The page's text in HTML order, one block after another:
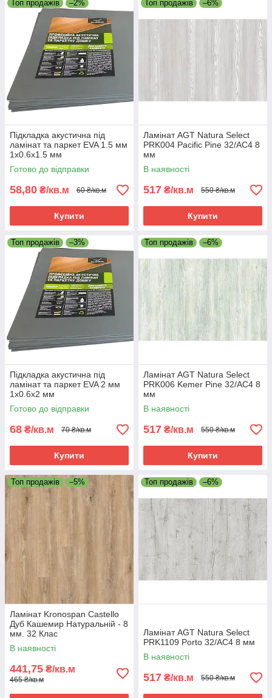
Топ продажів –2%
Підкладка акустична під
ламінат та паркет EVA 1.5 мм
1х0.6х1.5 мм
Готово до відправки
58,80 ₴/кв.м 60 ₴/кв.м
Купити
Топ продажів –6%
Ламінат AGT Natura Select
PRK004 Pacific Pine 32/АС4 8
мм
В наявності
517 ₴/кв.м 550 ₴/кв.м
Купити
Топ продажів –3%
Підкладка акустична під
ламінат та паркет EVA 2 мм
1х0.6х2 мм
Готово до відправки
68 ₴/кв.м 70 ₴/кв.м
Купити
Топ продажів –6%
Ламінат AGT Natura Select
PRK006 Kemer Pine 32/АС4 8
мм
В наявності
517 ₴/кв.м 550 ₴/кв.м
Купити
Топ продажів –5%
Ламінат Kronospan Castello
Дуб Кашемир Натуральній - 8
мм. 32 Клас
В наявності
441,75 ₴/кв.м
465 ₴/кв.м
Топ продажів –6%
Ламінат AGT Natura Select
PRK1109 Porto 32/АС4 8 мм
В наявності
517 ₴/кв.м 550 ₴/кв.м